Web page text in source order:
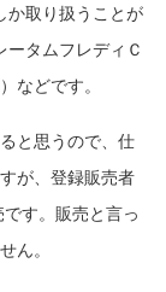
か取り扱うことが
ータムフレディＣ
などです。
と思うので、仕
が、登録販売者
す。販売と言っ
ん。